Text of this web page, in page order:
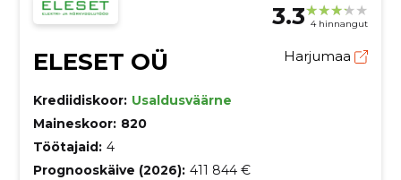
3.3 4 hinnangut
ELESET OÜ Harjumaa
Krediidiskoor: Usaldusväärne
Maineskoor: 820
Töötajaid: 4
Prognooskäive (2026): 411 844 €